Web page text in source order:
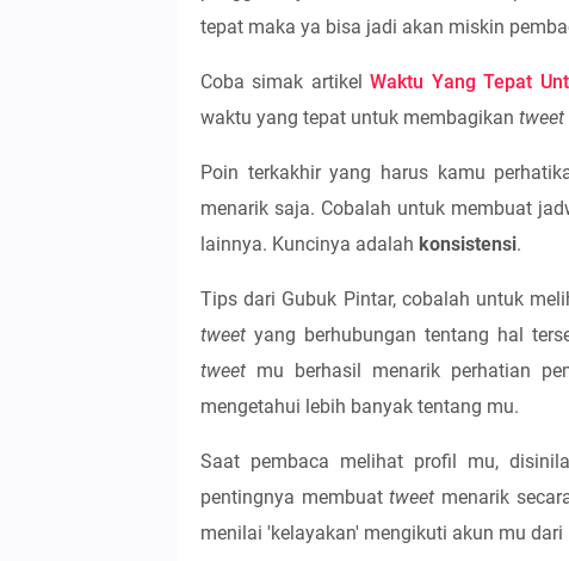
tepat maka ya bisa jadi akan miskin
Coba simak artikelWaktu Yang Tepat
waktu yang tepat untuk membagikan tweet
Poin terkakhir yang harus kamu
menarik saja. Cobalah untuk membuat
lainnya. Kuncinya adalah konsistensi.
Tips dari Gubuk Pintar, cobalah untuk
tweet yang berhubungan tentang hal
tweet mu berhasil menarik perhatian
mengetahui lebih banyak tentang mu.
Saat pembaca melihat profil mu,
pentingnya membuattweet menarik
menilai 'kelayakan' mengikuti akun mu dari